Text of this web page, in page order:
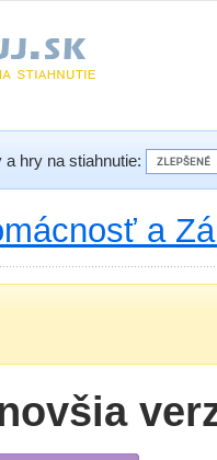
hry na stiahnutie:
a